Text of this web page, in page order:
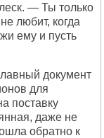
— Ты только
любит, когда
ему и пусть
документ
для
поставку
даже не
обратно к